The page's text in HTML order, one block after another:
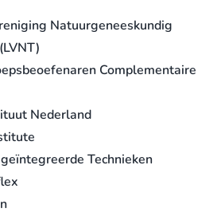
Therapiën
Over mij
Contact
Natuurgeneeskundig
Complementaire
Nederland
Technieken